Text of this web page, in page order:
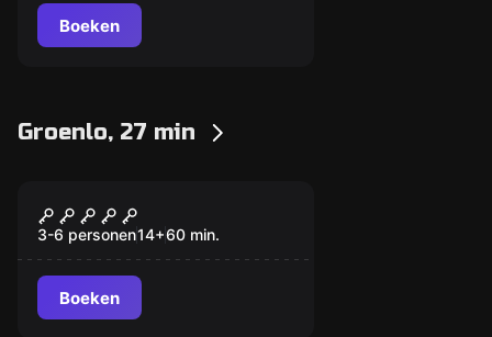
Boeken
Groenlo, 27 min
1627
3-6 personen14+60 min.
Boeken